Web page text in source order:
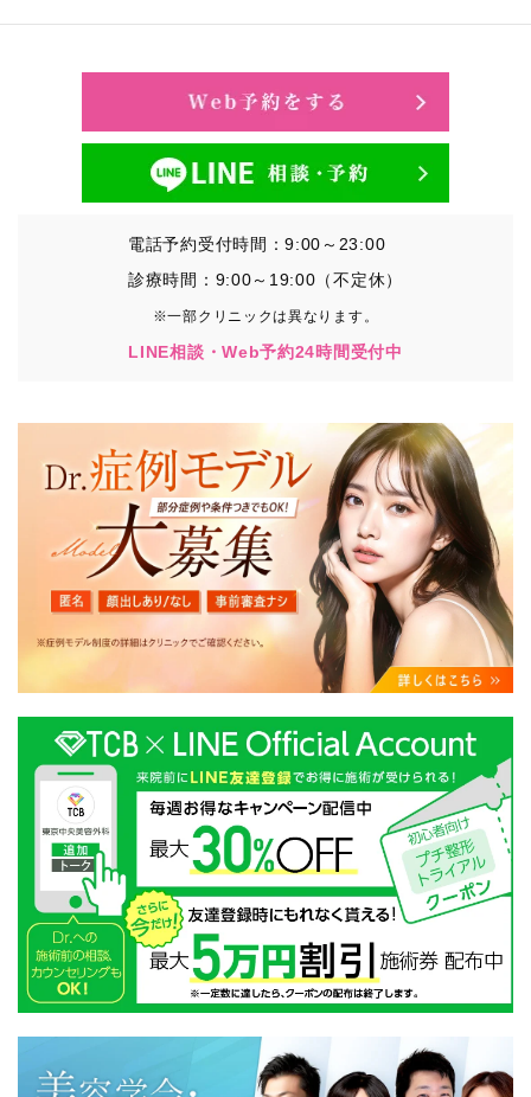
①TCBグループが患者様から取得する情報
・その他、特定の個人を識別することができる情報
②TCBグループが各種サービスの利用に関連して取得す
日時、閲覧履歴等に関連する情報
（これには、Cookie情報、アクセスログ等の利用状況に
関する情報を含みます。）
③TCBグループが第三者から間接的に収集する情報
患者様の同意を得た上で、以下の情報をパブリックDMP
・患者様の閲覧履歴、端末等の情報
【利用目的】
TCBグループは取得情報を以下の目的で利用いたしま
す。
・クリニックの来院予約、医療サービスの提供、医療関
連商品の販売、アフターケア対応、これらに付随する諸
対応等のサービス提供のため
・医療サービスの提供に関する他の医療機関、検査機関
及び研究機関との連携のため
・サービス向上を目的とした医療サービス・販売する医
療関連商品に関する患者様へのアンケートの送受信及び
これに付随する諸対応のため
・Cookie等の技術を用いたアクセス履歴、閲覧記録等に
関する情報の収集、分析
・閲覧記録等から趣味・嗜好を分析した情報を使用して
の広告に利用するため
・お問い合わせ又はご意見の内容確認及びその対応のた
め
・患者様のサービス利用状況の分析及び症例研究のため
・広告、宣伝、マーケティングのため
電話予約受付時間：9:00～23:00
診療時間：9:00～19:00（不定休）
※一部クリニックは異なります。
LINE相談・Web予約24時間受付中